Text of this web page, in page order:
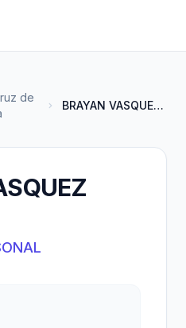
de
BRAYAN VASQUEZ GAVINCHA